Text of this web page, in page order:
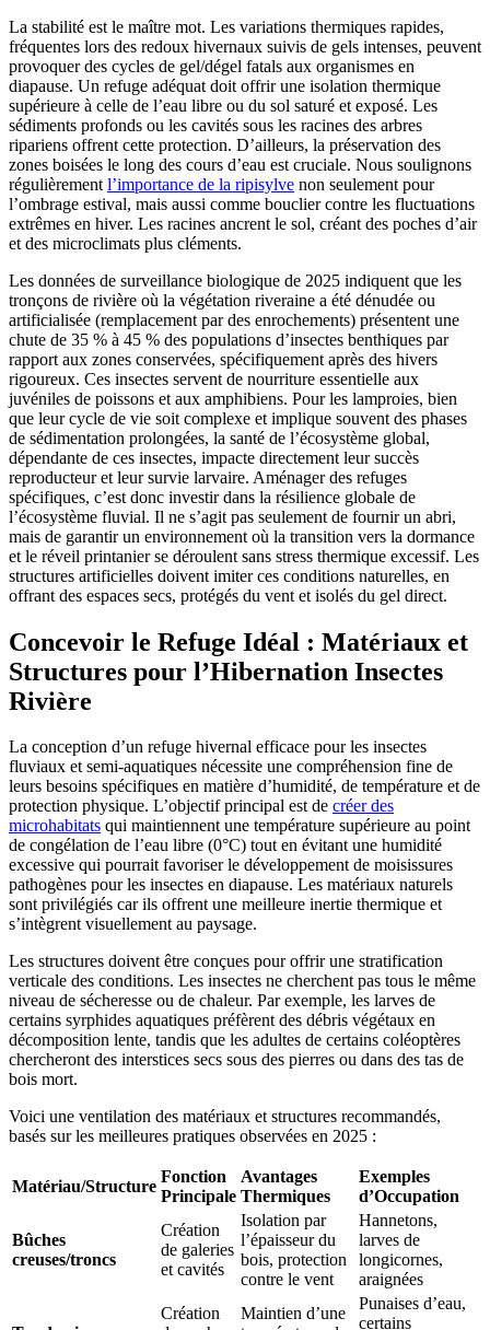
La stabilité est le maître mot. Les variations thermiques rapides,
fréquentes lors des redoux hivernaux suivis de gels intenses, peuvent
provoquer des cycles de gel/dégel fatals aux organismes en
diapause. Un refuge adéquat doit offrir une isolation thermique
supérieure à celle de l’eau libre ou du sol saturé et exposé. Les
sédiments profonds ou les cavités sous les racines des arbres
ripariens offrent cette protection. D’ailleurs, la préservation des
zones boisées le long des cours d’eau est cruciale. Nous soulignons
régulièrement l’importance de la ripisylve non seulement pour
l’ombrage estival, mais aussi comme bouclier contre les fluctuations
extrêmes en hiver. Les racines ancrent le sol, créant des poches d’air
et des microclimats plus cléments.
Les données de surveillance biologique de 2025 indiquent que les
tronçons de rivière où la végétation riveraine a été dénudée ou
artificialisée (remplacement par des enrochements) présentent une
chute de 35 % à 45 % des populations d’insectes benthiques par
rapport aux zones conservées, spécifiquement après des hivers
rigoureux. Ces insectes servent de nourriture essentielle aux
juvéniles de poissons et aux amphibiens. Pour les lamproies, bien
que leur cycle de vie soit complexe et implique souvent des phases
de sédimentation prolongées, la santé de l’écosystème global,
dépendante de ces insectes, impacte directement leur succès
reproducteur et leur survie larvaire. Aménager des refuges
spécifiques, c’est donc investir dans la résilience globale de
l’écosystème fluvial. Il ne s’agit pas seulement de fournir un abri,
mais de garantir un environnement où la transition vers la dormance
et le réveil printanier se déroulent sans stress thermique excessif. Les
structures artificielles doivent imiter ces conditions naturelles, en
offrant des espaces secs, protégés du vent et isolés du gel direct.
Concevoir le Refuge Idéal : Matériaux et
Structures pour l’Hibernation Insectes
Rivière
La conception d’un refuge hivernal efficace pour les insectes
fluviaux et semi-aquatiques nécessite une compréhension fine de
leurs besoins spécifiques en matière d’humidité, de température et de
protection physique. L’objectif principal est de créer des
microhabitats qui maintiennent une température supérieure au point
de congélation de l’eau libre (0°C) tout en évitant une humidité
excessive qui pourrait favoriser le développement de moisissures
pathogènes pour les insectes en diapause. Les matériaux naturels
sont privilégiés car ils offrent une meilleure inertie thermique et
s’intègrent visuellement au paysage.
Les structures doivent être conçues pour offrir une stratification
verticale des conditions. Les insectes ne cherchent pas tous le même
niveau de sécheresse ou de chaleur. Par exemple, les larves de
certains syrphides aquatiques préfèrent des débris végétaux en
décomposition lente, tandis que les adultes de certains coléoptères
chercheront des interstices secs sous des pierres ou dans des tas de
bois mort.
Voici une ventilation des matériaux et structures recommandés,
basés sur les meilleures pratiques observées en 2025 :
Matériau/Structure
Fonction
Principale
Avantages
Thermiques
Exemples
d’Occupation
Bûches
creuses/troncs
Création
de galeries
et cavités
Isolation par
l’épaisseur du
bois, protection
contre le vent
Hannetons,
larves de
longicornes,
araignées
Création
Maintien d’une
Punaises d’eau,
certains